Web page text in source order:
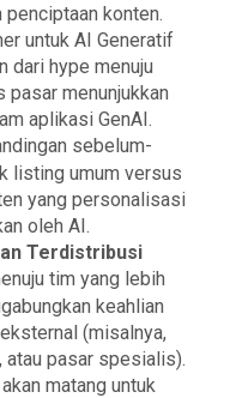
konten.
untuk AI Generatif
dari hype menuju
menunjukkan
aplikasi GenAI.
sebelum-
listing umum versus
yang personalisasi
oleh AI.
Terdistribusi
tim yang lebih
keahlian
(misalnya,
atau pasar spesialis).
matang untuk